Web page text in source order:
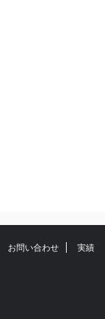
お問い合わせ
実績